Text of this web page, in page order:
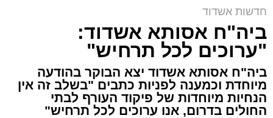
חדשות אשדוד
ביה"ח אסותא אשדוד:
"ערוכים לכל תרחיש"
ביה"ח אסותא אשדוד יצא הבוקר בהודעה
מיוחדת וכמענה לפניות כתבים "בשלב זה אין
הנחיות מיוחדות של פיקוד העורף לבתי
החולים בדרום, אנו ערוכים לכל תרחיש"